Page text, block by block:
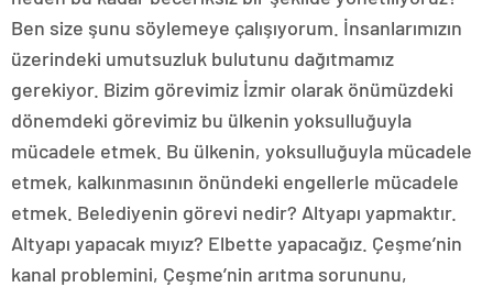
Ben size şunu söylemeye çalışıyorum. İnsanlarımızın
üzerindeki umutsuzluk bulutunu dağıtmamız
gerekiyor. Bizim görevimiz İzmir olarak önümüzdeki
dönemdeki görevimiz bu ülkenin yoksulluğuyla
mücadele etmek. Bu ülkenin, yoksulluğuyla mücadele
etmek, kalkınmasının önündeki engellerle mücadele
etmek. Belediyenin görevi nedir? Altyapı yapmaktır.
Altyapı yapacak mıyız? Elbette yapacağız. Çeşme’nin
kanal problemini, Çeşme’nin arıtma sorununu,